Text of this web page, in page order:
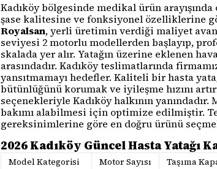
Kadıköy bölgesinde medikal ürün
şase kalitesine ve fonksiyonel özelliklerine
Royalsan, yerli üretimin verdiği maliyet
seviyesi 2 motorlu modellerden başlayıp,
skalada yer alır. Yatağın üzerine eklenen
arasındadır. Kadıköy teslimatlarında
yansıtmamayı hedefler. Kaliteli bir hasta
bütünlüğünü korumak ve iyileşme hızını
seçenekleriyle Kadıköy halkının
bakımı alabilmesi için optimize edilmiştir.
gereksinimlerine göre en doğru ürünü
2026 Kadıköy Güncel Hasta Yatağı
Model Kategorisi Motor Sayısı Taşıma